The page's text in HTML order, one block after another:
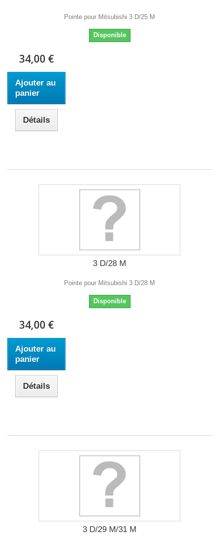
Pointe pour Mitsubishi 3 D/25 M
Disponible
34,00 €
Ajouter au
panier
Détails
3 D/28 M
Pointe pour Mitsubishi 3 D/28 M
Disponible
34,00 €
Ajouter au
panier
Détails
3 D/29 M/31 M